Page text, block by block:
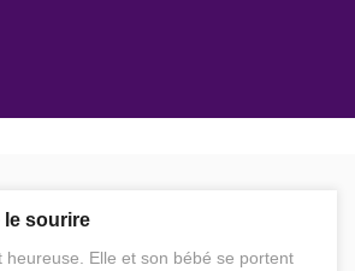
le sourire
heureuse. Elle et son bébé se portent